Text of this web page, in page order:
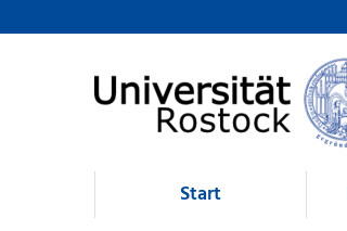
Browsen
direkt zum Inhalt
Start